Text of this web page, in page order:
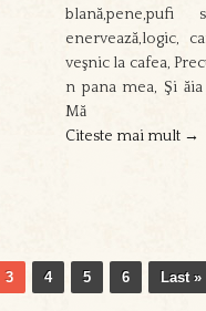
enervează,logic,
veşnic la cafea,
n pana mea, Şi
Mă
Citeste mai mult →
3 4 5 6 Last »